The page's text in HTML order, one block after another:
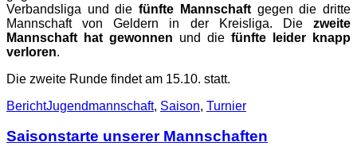
Verbandsliga und diefünfte Mannschaftgegen die dritte
Mannschaft von Geldern in der Kreisliga. Die zweite
Mannschaft hat gewonnen und die fünfte leider knapp
verloren.
Die zweite Runde findet am 15.10. statt.
Kategorien
BerichtSchlagworte
Jugendmannschaft, Saison, Turnier
Saisonstarte unserer Mannschaften